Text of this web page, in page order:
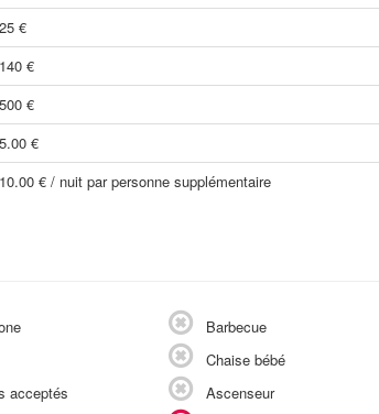
25 €
140 €
500 €
5.00 €
10.00 € / nuit par personne supplémentaire
acceptés
Barbecue
Chaise bébé
Ascenseur